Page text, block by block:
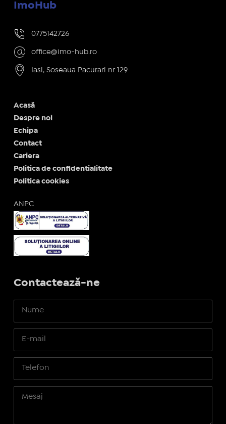
ImoHub
0775142726
office@imo-hub.ro
Iasi, Soseaua Pacurari nr 129
Acasă
Despre noi
Echipa
Contact
Cariera
Politica de confidentialitate
Politica cookies
ANPC
Contactează-ne